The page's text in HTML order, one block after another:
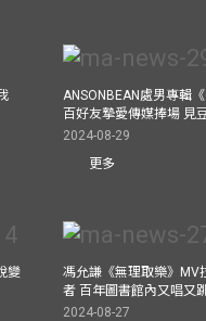
ANSONBEAN處男專輯
百好友摯愛傳媒捧場 見
2024-08-29
更多
變
馮允謙《無理取樂》MV
者 百年圖書館內又唱又
2024-08-27